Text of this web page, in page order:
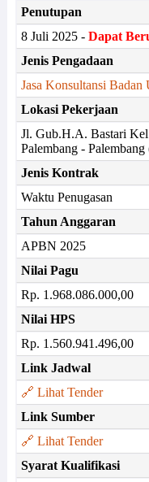
Penutupan
8 Juli 2025 - Dapat
Jenis Pengadaan
Jasa Konsultansi Badan
Lokasi Pekerjaan
Jl. Gub.H.A. Bastari
Palembang -
Jenis Kontrak
Waktu Penugasan
Tahun Anggaran
APBN 2025
Nilai Pagu
Rp. 1.968.086.000,00
Nilai HPS
Rp. 1.560.941.496,00
Link Jadwal
🔗 Lihat Tender
Link Sumber
🔗 Lihat Tender
Syarat Kualifikasi